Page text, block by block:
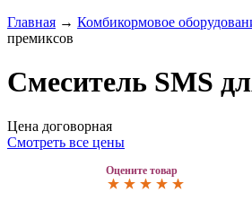
Главная → Комбикормовое
премиксов
Смеситель SMS
Цена договорная
Смотреть все цены
Оцените товар